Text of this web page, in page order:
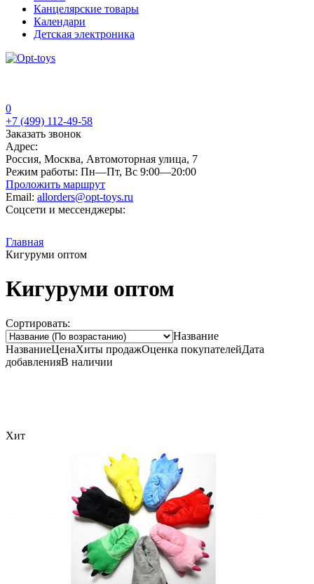
Канцелярские товары
Календари
Детская электроника
0
+7 (499) 112-49-58
Заказать звонок
Адрес:
Россия, Москва, Автомоторная улица, 7
Режим работы: Пн—Пт, Вс 9:00—20:00
Проложить маршрут
Email: allorders@opt-toys.ru
Соцсети и мессенджеры:
Главная
Кигуруми оптом
Кигуруми оптом
Сортировать:
Название
НазваниеЦенаХиты продажОценка покупателейДата
добавленияВ наличии
Хит